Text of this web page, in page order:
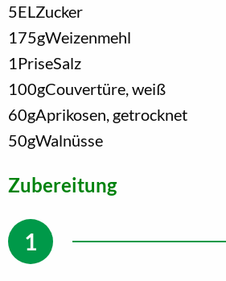
5EL Zucker
175gWeizenmehl
1 PriseSalz
100gCouvertüre, weiß
60gAprikosen, getrocknet
50gWalnüsse
Zubereitung